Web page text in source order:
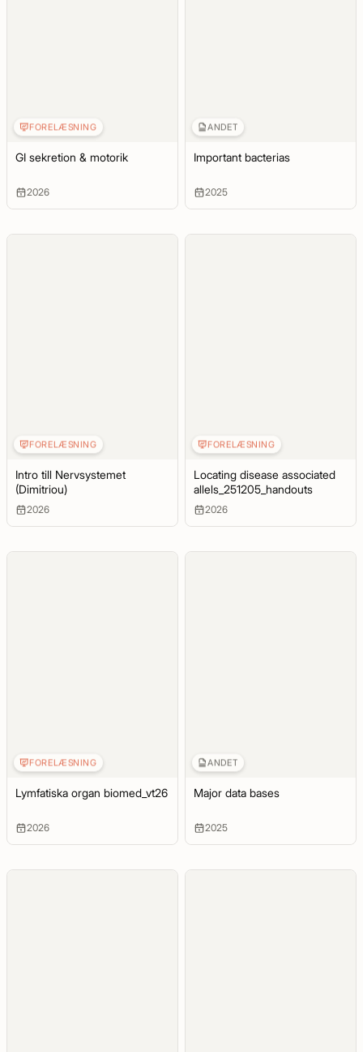
FORELÆSNING
GI sekretion & motorik
2026
ANDET
Important bacterias
2025
FORELÆSNING
Intro till Nervsystemet
(Dimitriou)
2026
FORELÆSNING
Locating disease associated
allels_251205_handouts
2026
FORELÆSNING
Lymfatiska organ biomed_vt26
2026
ANDET
Major data bases
2025